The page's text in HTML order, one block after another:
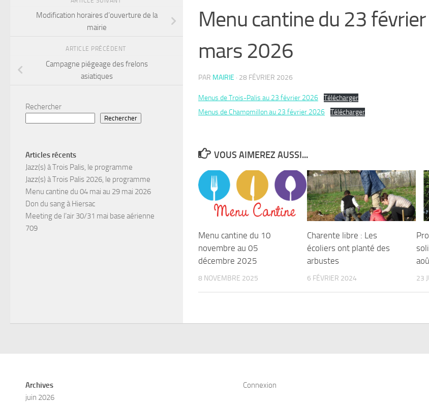
Menu cantine du 23
mars 2026
PAR MAIRIE · 28 FÉVRIER 2026
Menus de Trois-Palis au 23 février 2026
Télécharger
Menus de Champmillon au 23 février 2026
Télécharger
VOUS AIMEREZ AUSSI...
Menu cantine du 10
novembre au 05
décembre 2025
8 NOVEMBRE 2025
Charente libre : Les
écoliers ont planté des
arbustes
6 FÉVRIER 2024 23
Modification horaires d’ouverture de la
mairie
ARTICLE PRÉCÉDENT
Campagne piégeage des frelons
asiatiques
Rechercher
Rechercher
Articles récents
Jazz(s) à Trois Palis, le programme
Jazz(s) à Trois Palis 2026, le programme
Menu cantine du 04 mai au 29 mai 2026
Don du sang à Hiersac
Meeting de l’air 30/31 mai base aérienne
709
Archives
juin 2026
Connexion